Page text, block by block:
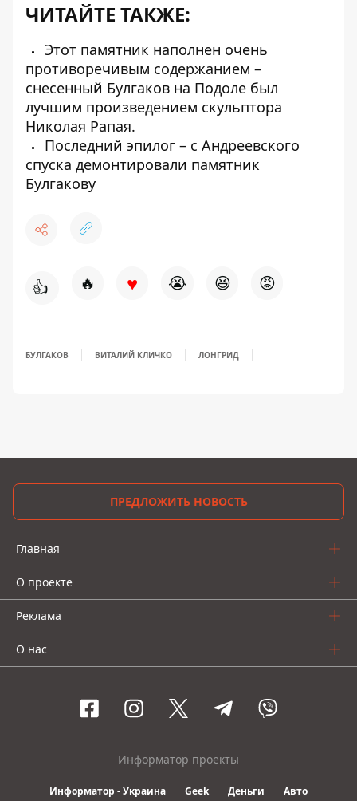
ЧИТАЙТЕ ТАКЖЕ:
Этот памятник наполнен очень
противоречивым содержанием –
снесенный Булгаков на Подоле был
лучшим произведением скульптора
Николая Рапая.
Последний эпилог – с Андреевского
спуска демонтировали памятник
Булгакову
👍 🔥 ♥ 😭 😆 😡
БУЛГАКОВ ВИТАЛИЙ КЛИЧКО ЛОНГРИД
ПРЕДЛОЖИТЬ НОВОСТЬ
Главная
О проекте
Реклама
О нас
Информатор проекты
Информатор - Украина Geek Деньги Авто